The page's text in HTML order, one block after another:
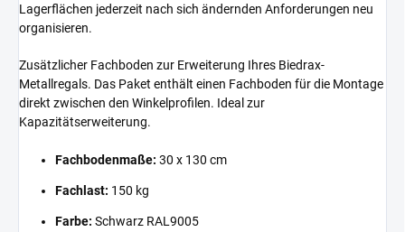
Lagerflächen jederzeit nach sich ändernden Anforderungen neu
organisieren.
Zusätzlicher Fachboden zur Erweiterung Ihres Biedrax-
Metallregals. Das Paket enthält einen Fachboden für die Montage
direkt zwischen den Winkelprofilen. Ideal zur
Kapazitätserweiterung.
Fachbodenmaße: 30 x 130 cm
Fachlast: 150 kg
Farbe: Schwarz RAL9005